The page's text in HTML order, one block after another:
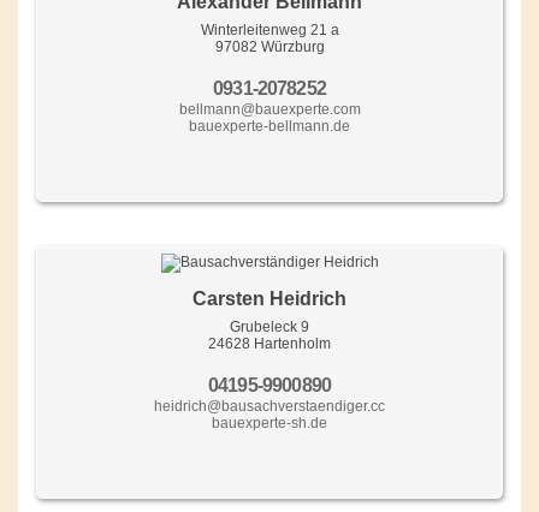
Winterleitenweg 21 a
97082 Würzburg
0931-2078252
bellmann@bauexperte.com
bauexperte-bellmann.de
Carsten Heidrich
Grubeleck 9
24628 Hartenholm
04195-9900890
heidrich@bausachverstaendiger.cc
bauexperte-sh.de